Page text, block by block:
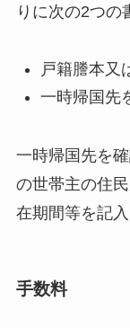
りに次の2つの
戸籍謄本又
一時帰国先
一時帰国先を
の世帯主の住
在期間等を記入
手数料